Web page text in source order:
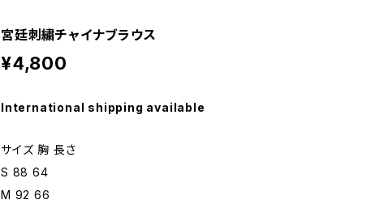
宮廷刺繍チャイナブラウス
¥4,800
International shipping available
サイズ 胸 長さ
S 88 64
M 92 66